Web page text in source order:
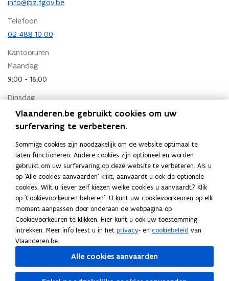
n
e
w
v
e
s
n
n
i
e
u
v
info@ibz.fgov.be
Telefoon
02 488 10 00
Kantooruren
Maandag
9:00 - 16:00
Dinsdag
9:00 - 16:00
Woensdag
9:00 - 16:00
Donderdag
9:00 - 16:00
Vrijdag
9:00 - 16:00
Adres
Federale Overheidsdienst Binnenlandse Zaken
Leuvenseweg 1, 1000 Brussel, België
Routeplanner
Vlaanderen.be gebruikt cookies om uw
surfervaring te verbeteren.
Sommige cookies zijn noodzakelijk om de website optimaal te
laten functioneren. Andere cookies zijn optioneel en worden
gebruikt om uw surfervaring op deze website te verbeteren. Als u
op 'Alle cookies aanvaarden' klikt, aanvaardt u ook de optionele
cookies. Wilt u liever zelf kiezen welke cookies u aanvaardt? Klik
op 'Cookievoorkeuren beheren'. U kunt uw cookievoorkeuren op elk
moment aanpassen door onderaan de webpagina op
Cookievoorkeuren te klikken. Hier kunt u ook uw toestemming
intrekken. Meer info leest u in het privacy- en cookiebeleid van
Vlaanderen.be.
Alle cookies aanvaarden